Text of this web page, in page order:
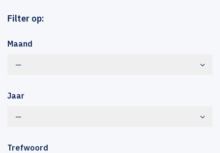
Filter op:
Maand
—
Jaar
—
Trefwoord